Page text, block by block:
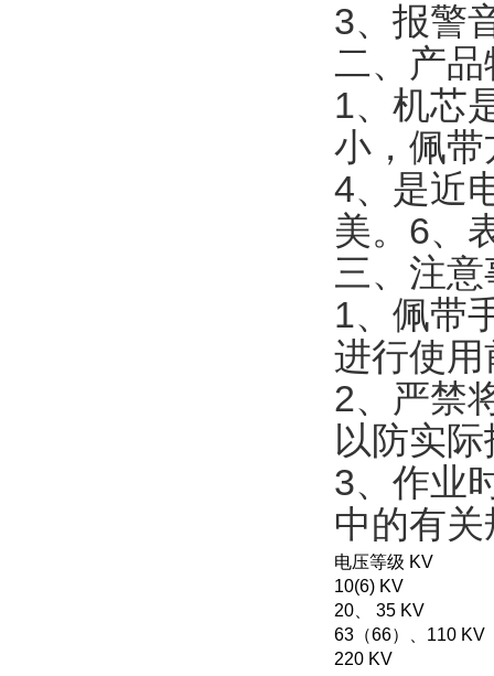
3、报警
二、产品
1、机芯
小，佩
4、是近
美。6、
三、注
1、佩带
进行使
2、严禁
以防实
3、作业
中的有
电压等级 KV
10(6) KV
20、 35 KV
63（66）、110 KV
220 KV